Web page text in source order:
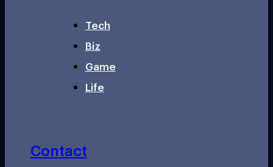
Tech
Biz
Game
Life
Contact